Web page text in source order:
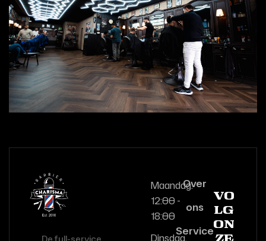
Maandag:
12:00 -
18:00
Dinsdag,
Over
ons
Service
Vo
lg
on